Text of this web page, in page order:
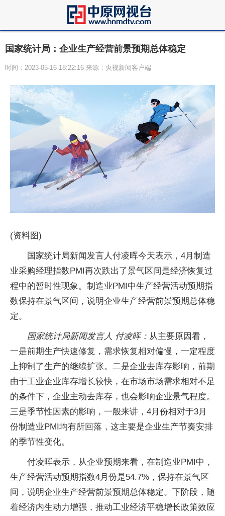
国家统计局：企业生产经营前景预期总体稳定
时间：2023-05-16 18:22:16 来源：央视新闻客户端
(资料图)
国家统计局新闻发言人付凌晖今天表示，4月制造
业采购经理指数PMI再次跌出了景气区间是经济恢复过
程中的暂时性现象。制造业PMI中生产经营活动预期指
数保持在景气区间，说明企业生产经营前景预期总体稳
定。
国家统计局新闻发言人 付凌晖： 从主要原因看，
一是前期生产快速修复，需求恢复相对偏慢，一定程度
上抑制了生产的继续扩张。二是企业去库存影响，前期
由于工业企业库存增长较快，在市场市场需求相对不足
的条件下，企业主动去库存，也会影响企业景气程度。
三是季节性因素的影响，一般来讲，4月份相对于3月
份制造业PMI均有所回落，这主要是企业生产节奏安排
的季节性变化。
付凌晖表示，从企业预期来看，在制造业PMI中，
生产经营活动预期指数4月份是54.7%，保持在景气区
间，说明企业生产经营前景预期总体稳定。下阶段，随
着经济内生动力增强，推动工业经济平稳增长政策效应